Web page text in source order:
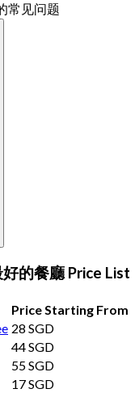
常见问题
的餐廳 Price List
Price Starting From
28 SGD
44 SGD
55 SGD
17 SGD